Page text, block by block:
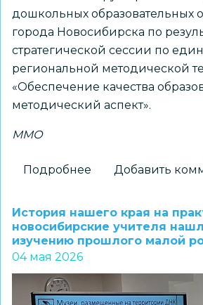
дошкольных образовательных
города Новосибирска по
стратегической сессии по
региональной методической
«Обеспечение качества
методический аспект».
ММО
Подробнее
групп
раннего
результатам
Добавить
История нашего края на
новосибирские учителя
изучению прошлого малой
04 мая 2026